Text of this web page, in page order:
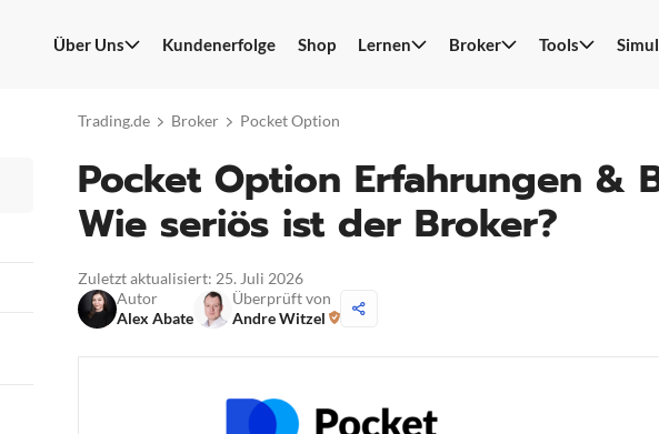
Über Uns Kundenerfolge Shop Lernen Broker Tools
Trading.de Broker Pocket Option
Pocket Option Erfahrungen &
Wie seriös ist der Broker?
Zuletzt aktualisiert: 25. Juli 2026
Autor
Alex Abate
Überprüft von
Andre Witzel